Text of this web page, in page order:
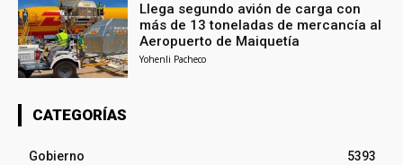
Llega segundo avión de carga con
más de 13 toneladas de mercancía al
Aeropuerto de Maiquetía
Yohenli Pacheco
CATEGORÍAS
Gobierno
5393